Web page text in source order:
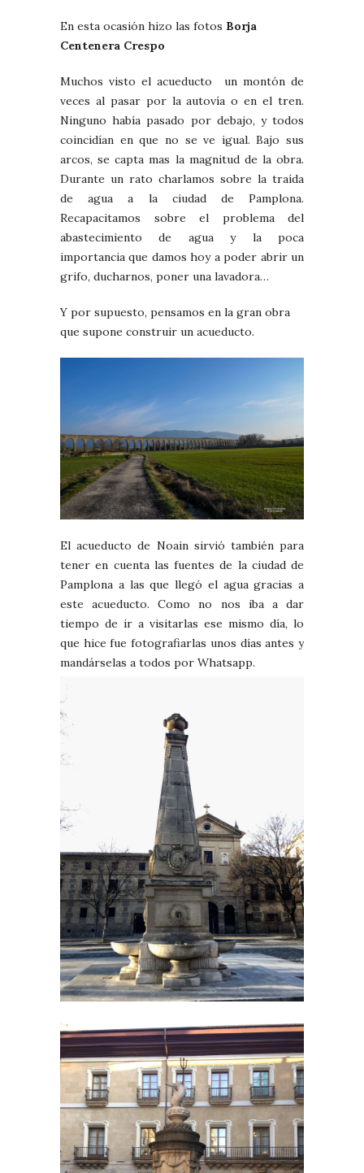
En esta ocasión hizo las fotos Borja
Centenera Crespo
Muchos visto el acueducto un montón de
veces al pasar por la autovía o en el tren.
Ninguno había pasado por debajo, y todos
coincidían en que no se ve igual. Bajo sus
arcos, se capta mas la magnitud de la obra.
Durante un rato charlamos sobre la traída
de agua a la ciudad de Pamplona.
Recapacitamos sobre el problema del
abastecimiento de agua y la poca
importancia que damos hoy a poder abrir un
grifo, ducharnos, poner una lavadora…
Y por supuesto, pensamos en la gran obra
que supone construir un acueducto.
El acueducto de Noain sirvió también para
tener en cuenta las fuentes de la ciudad de
Pamplona a las que llegó el agua gracias a
este acueducto. Como no nos iba a dar
tiempo de ir a visitarlas ese mismo día, lo
que hice fue fotografiarlas unos días antes y
mandárselas a todos por Whatsapp.